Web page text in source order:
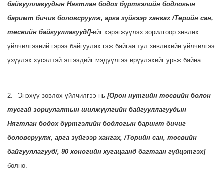
байгууллагуудын Нягтлан бодох бүртгэлийн бодлогын
баримт бичиг боловсруулж, арга зүйгээр хангах /Төрийн сан,
төсвийн байгууллагууд/]-ийг хэрэгжүүлэх зорилгоор зөвлөх
үйлчилгээний гэрээ байгуулах гэж байгаа тул зөвлөхийн үйлчилгээ
үзүүлэх хүсэлтэй этгээдийг мэдүүлгээ ирүүлэхийг урьж байна.
2. Энэхүү зөвлөх үйлчилгээ нь [Орон нутгийн төсвийн болон
тусгай зориулалтын шилжүүлгийн байгууллагуудын
Нягтлан бодох бүртгэлийн бодлогын баримт бичиг
боловсруулж, арга зүйгээр хангах,/Төрийн сан, төсвийн
байгууллагууд/, 90 хоногийн хугацаанд багтаан гүйцэтгэх]
болно.